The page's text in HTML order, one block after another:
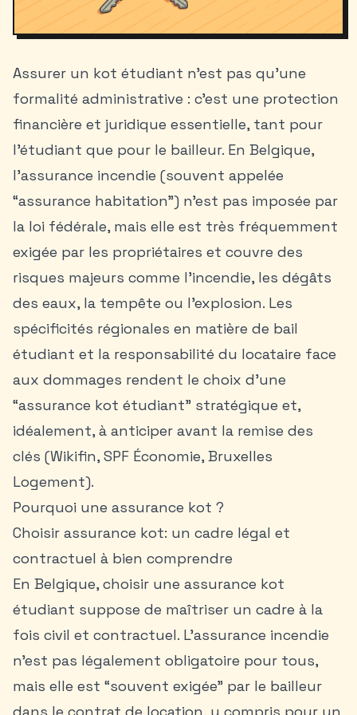
Assurer un kot étudiant n’est pas qu’une
formalité administrative : c’est une protection
financière et juridique essentielle, tant pour
l’étudiant que pour le bailleur. En Belgique,
l’assurance incendie (souvent appelée
“assurance habitation”) n’est pas imposée par
la loi fédérale, mais elle est très fréquemment
exigée par les propriétaires et couvre des
risques majeurs comme l’incendie, les dégâts
des eaux, la tempête ou l’explosion. Les
spécificités régionales en matière de bail
étudiant et la responsabilité du locataire face
aux dommages rendent le choix d’une
“assurance kot étudiant” stratégique et,
idéalement, à anticiper avant la remise des
clés (Wikifin, SPF Économie, Bruxelles
Logement).
Pourquoi une assurance kot ?
Choisir assurance kot: un cadre légal et
contractuel à bien comprendre
En Belgique, choisir une assurance kot
étudiant suppose de maîtriser un cadre à la
fois civil et contractuel. L’assurance incendie
n’est pas légalement obligatoire pour tous,
mais elle est “souvent exigée” par le bailleur